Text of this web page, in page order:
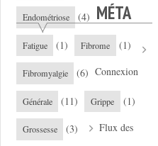
Endométriose (4)
Fatigue (1) Fibrome (1)
Fibromyalgie (6)
Générale (11) Grippe (1)
Grossesse (3)
MÉTA
Connexion
Flux des